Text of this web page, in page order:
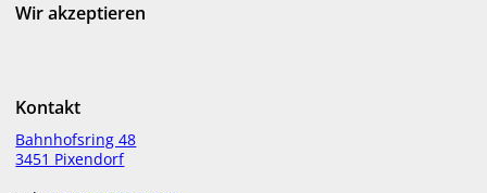
VICHY NEOVADIOL
€87,00
bestellbar
Wir akzeptieren
Kontakt
Bahnhofsring 48
3451 Pixendorf